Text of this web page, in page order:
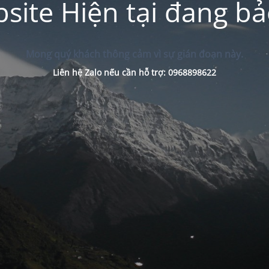
Hiện tại đang
Mong quý khách thông cảm vì sự gián đoạn này.
Liên hệ Zalo nếu cần hỗ trợ: 0968898622